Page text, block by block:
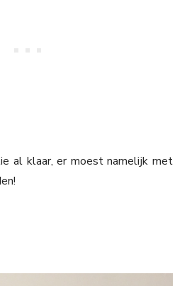
al klaar, er moest namelijk met